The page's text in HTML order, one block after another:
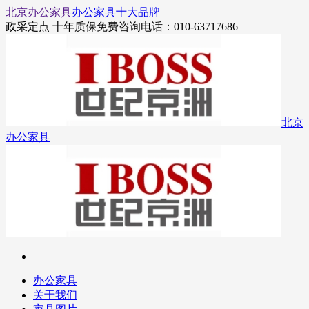
北京办公家具办公家具十大品牌
政采定点 十年质保免费咨询电话：010-63717686
北京
办公家具
办公家具
关于我们